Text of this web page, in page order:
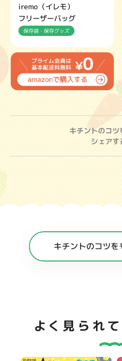
iremo（イレモ）
フリーザーバッグ
保存袋・保存グッズ
キチントのコツ
シェアす
キチントのコツを
よく見られ